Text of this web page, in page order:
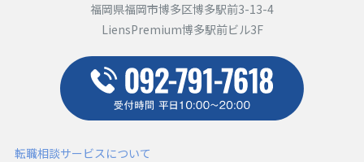
福岡県福岡市博多区博多駅前3-13-4
LiensPremium博多駅前ビル3F
転職相談サービスについて